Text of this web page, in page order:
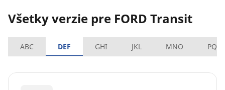
Všetky verzie pre FORD Transit
ABC DEF GHI JKL MNO PQRS